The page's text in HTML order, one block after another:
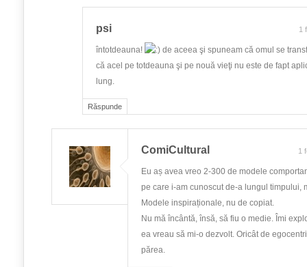
Răspunde
psi 1
întotdeauna!
de aceea şi spuneam că omul se
că acel pe totdeauna şi pe nouă vieţi nu este de fapt
lung.
ComiCultural 1
Eu aș avea vreo 2-300 de modele
pe care i-am cunoscut de-a lungul timpului,
Modele inspiraționale, nu de copiat.
Nu mă încântă, însă, să fiu o medie. Îmi
ea vreau să mi-o dezvolt. Oricât de
părea.